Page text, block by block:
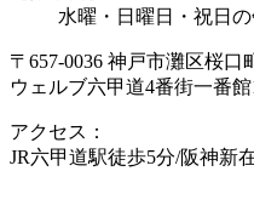
水曜・日曜日・祝日
〒657-0036 神戸市灘区桜口
ウェルブ六甲道4番街一番館
アクセス：
JR六甲道駅徒歩5分/阪神新